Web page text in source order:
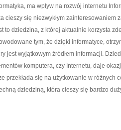
ma wpływ na rozwój internetu
cieszy się niezwykłym zainteresowaniem
to dziedzina, z której aktualnie korzysta
tym, że dzięki informatyce,
jest wyjątkowym źródłem informacji.
komputera, czy Internetu, daje
przekłada się na użytkowanie w różnych
dziedziną, która cieszy się bardzo